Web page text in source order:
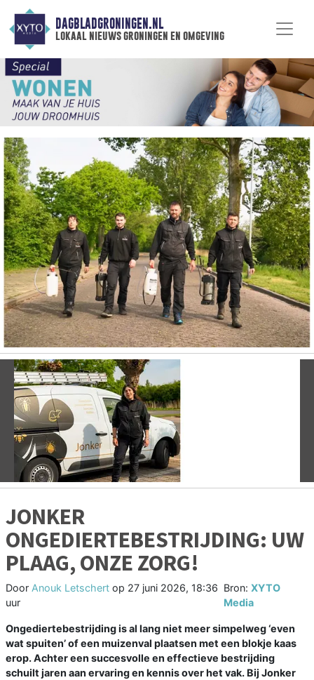
DAGBLADGRONINGEN.NL
lokaal nieuws groningen en omgeving
Vorige
JONKER
ONGEDIERTEBESTRIJDING: UW
PLAAG, ONZE ZORG!
Door Anouk Letschert op 27 juni 2026, 18:36
uur
Bron:XYTO
Media
Ongediertebestrijding is al lang niet meer simpelweg ‘even
wat spuiten’ of een muizenval plaatsen met een blokje kaas
erop. Achter een succesvolle en effectieve bestrijding
schuilt jaren aan ervaring en kennis over het vak. Bij Jonker